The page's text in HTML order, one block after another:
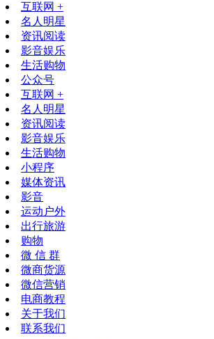
互联网 +
名人明星
资讯阅读
影音娱乐
生活购物
公众号
互联网 +
名人明星
资讯阅读
影音娱乐
生活购物
小程序
媒体资讯
影音
运动户外
出行旅游
购物
微 信 群
微商货源
微信营销
电商教程
关于我们
联系我们